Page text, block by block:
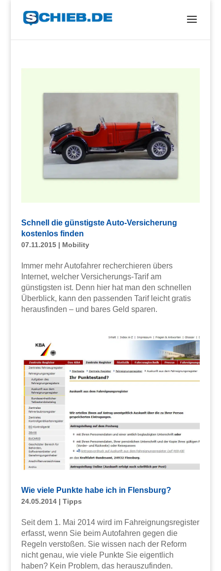
Schnell die günstigste Auto-Versicherung
kostenlos finden
07.11.2015| Mobility
Immer mehr Autofahrer recherchieren übers
Internet, welcher Versicherungs-Tarif am
günstigsten ist. Denn hier hat man den schnellen
Überblick, kann den passenden Tarif leicht gratis
herausfinden – und bares Geld sparen.
Wie viele Punkte habe ich in Flensburg?
24.05.2014| Tipps
Seit dem 1. Mai 2014 wird im Fahreignungsregister
erfasst, wenn Sie beim Autofahren gegen die
Regeln verstoßen. Sie wissen nach der Reform
nicht genau, wie viele Punkte Sie eigentlich
haben? Kein Problem, das herauszufinden.